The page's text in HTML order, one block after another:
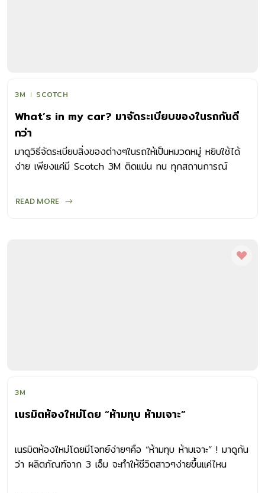
ยึดประสานอย่าง อีพ๊อกซี่ พุตตี้ และซิลิโคน ทำหน้าที่ยึดให้ทั้ง
การใช้งาน จึงเกิดปัญหารอยรั่วและน้ำฝนซึมตามรอยขอบเข้าสู่
ภายในบ้านได้ ทำให้ผนังขึ้นลาหลุดล่อนตามมาในที่สุด ฉะนั้น หาก
อุดรอยรั่วบริเวณนี้สำเร็จจะช่วยลดปัญหาที่จะตามมาอีกหลายข้อ
ได้มากทีเดียว วิธีแก้ไข ใช้กาวซิลิโคน 3M Glass Silicone
3M SCOTCH
What’s in my car? มาจัดระเบียบของในรถกันดี
กว่า
มาดูวิธีจัดระเบียบสิ่งของต่างๆในรถให้เป็นหมวดหมู่ หยิบใช้ได้
ง่าย เพียงแค่มี Scotch 3M ติดแน่น ทน ทุกสถานการณ์
READ MORE
3M
เนรมิตห้องใหม่โดย “ห้ามทุบ ห้ามเจาะ”
เนรมิตห้องใหม่โดยมีโจทย์ง่ายๆคือ “ห้ามทุบ ห้ามเจาะ” ! มาดูกัน
ว่า ผลิตภัณฑ์จาก 3 เอ็ม จะทำให้ชีวิตสาวๆง่ายขึ้นแค่ไหน